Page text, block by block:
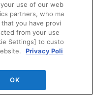
use of our web
partners, who ma
you have provi
from your use
Settings] to custo
Privacy Poli
OK